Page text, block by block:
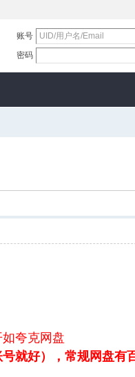
账号
密码
夸克网盘
就好），常规网盘有